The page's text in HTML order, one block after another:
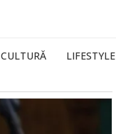
CULTURĂ LIFESTYLE